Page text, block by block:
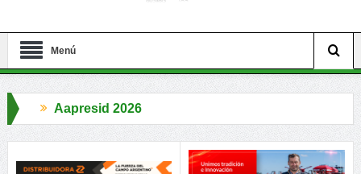
Menú
encrucijada entre lo que Exige el Plato IICA y Aapresid